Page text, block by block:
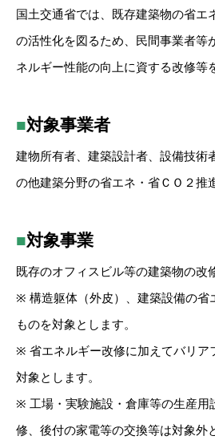
国土交通省では、既存建築物の省エ
の活性化を図るため、民間事業者等
ネルギー性能の向上に資する改修等
■対象事業者
建物所有者、建築設計者、設備技術
の他建築分野の省エネ・省ＣＯ２推
■対象事業
既存のオフィスビル等の建築物の改
※ 構造躯体（外皮）、建築設備の省
ものを対象とします。
※ 省エネルギー改修に加えてバリア
対象とします。
※ 工場・実験施設・倉庫等の生産用
修、後付の家電等の交換等は対象外